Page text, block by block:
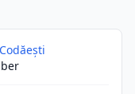
Codăești